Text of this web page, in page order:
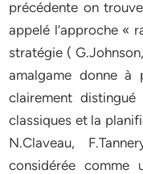
précédente on
appelé l‘approche «
stratégie (
amalgame donne à
clairement
classiques et la
N.Claveau,
considérée comme